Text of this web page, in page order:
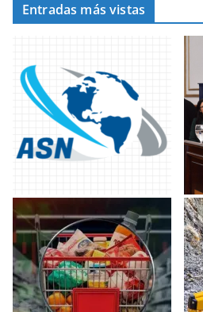
Entradas más vistas